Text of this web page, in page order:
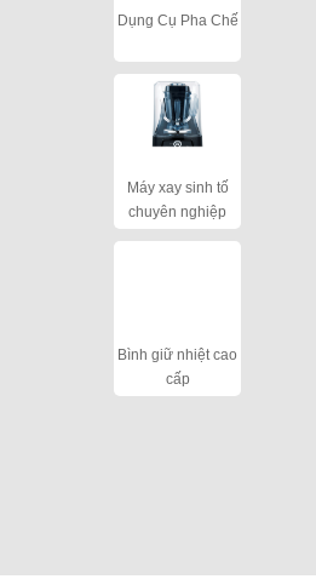
Dụng Cụ Pha Chế
Máy xay sinh tố
chuyên nghiệp
Bình giữ nhiệt cao
cấp